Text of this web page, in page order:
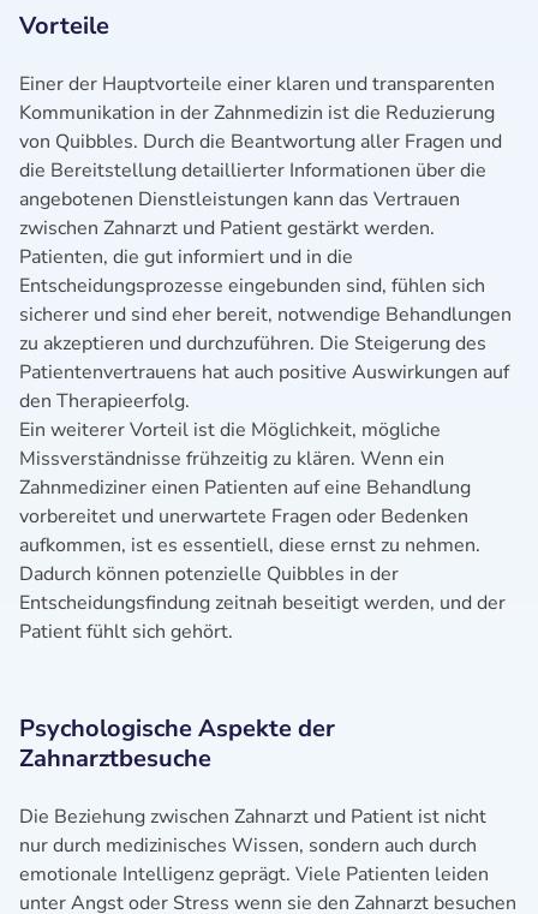
Vorteile
Einer der Hauptvorteile einer klaren und transparenten
Kommunikation in der Zahnmedizin ist die Reduzierung
von Quibbles. Durch die Beantwortung aller Fragen und
die Bereitstellung detaillierter Informationen über die
angebotenen Dienstleistungen kann das Vertrauen
zwischen Zahnarzt und Patient gestärkt werden.
Patienten, die gut informiert und in die
Entscheidungsprozesse eingebunden sind, fühlen sich
sicherer und sind eher bereit, notwendige Behandlungen
zu akzeptieren und durchzuführen. Die Steigerung des
Patientenvertrauens hat auch positive Auswirkungen auf
den Therapieerfolg.
Ein weiterer Vorteil ist die Möglichkeit, mögliche
Missverständnisse frühzeitig zu klären. Wenn ein
Zahnmediziner einen Patienten auf eine Behandlung
vorbereitet und unerwartete Fragen oder Bedenken
aufkommen, ist es essentiell, diese ernst zu nehmen.
Dadurch können potenzielle Quibbles in der
Entscheidungsfindung zeitnah beseitigt werden, und der
Patient fühlt sich gehört.
Psychologische Aspekte der
Zahnarztbesuche
Die Beziehung zwischen Zahnarzt und Patient ist nicht
nur durch medizinisches Wissen, sondern auch durch
emotionale Intelligenz geprägt. Viele Patienten leiden
unter Angst oder Stress wenn sie den Zahnarzt besuchen